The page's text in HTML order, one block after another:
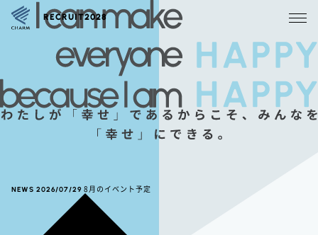
RECRUIT2028
NEWS 2026/07/29 8月のイベント予定